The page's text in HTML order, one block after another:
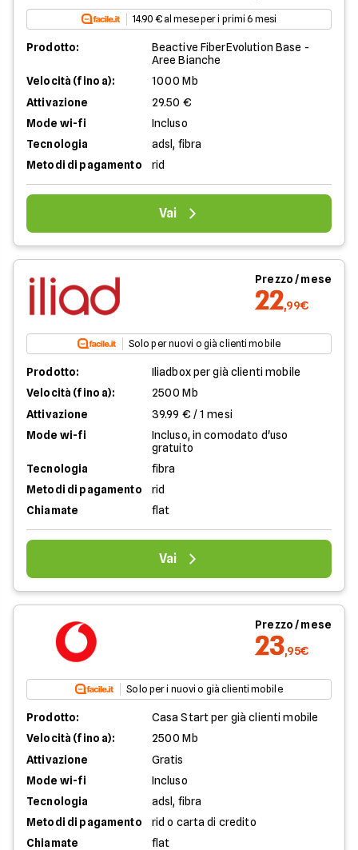
14.90 € al mese per i primi 6 mesi
Prodotto:
Beactive FiberEvolution Base -
Aree Bianche
Velocità (fino a):
1000 Mb
Attivazione
29.50 €
Mode wi-fi
Incluso
Tecnologia
adsl, fibra
Metodi di pagamento
rid
Vai
Prezzo / mese
22,99€
Solo per nuovi o già clienti mobile
Prodotto:
Iliadbox per già clienti mobile
Velocità (fino a):
2500 Mb
Attivazione
39.99 € / 1 mesi
Mode wi-fi
Incluso, in comodato d'uso
gratuito
Tecnologia
fibra
Metodi di pagamento
rid
Chiamate
flat
Vai
Prezzo / mese
23,95€
Solo per i nuovi o già clienti mobile
Prodotto:
Casa Start per già clienti mobile
Velocità (fino a):
2500 Mb
Attivazione
Gratis
Mode wi-fi
Incluso
Tecnologia
adsl, fibra
Metodi di pagamento
rid o carta di credito
Chiamate
flat